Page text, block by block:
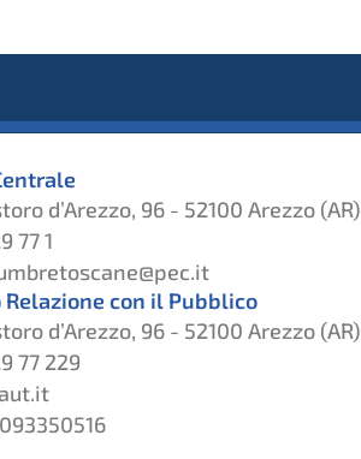
d’Arezzo, 96 - 52100 Arezzo (AR)
77 1
Relazione con il Pubblico
d’Arezzo, 96 - 52100 Arezzo (AR)
77 229